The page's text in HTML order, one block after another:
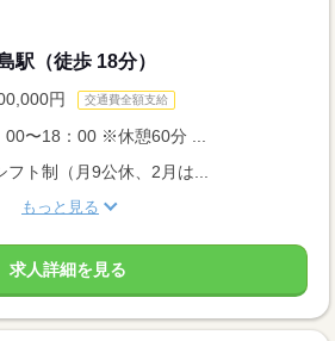
駅（徒歩 18分）
円 交通費全額支給
〜18：00 ※休憩60分 ...
ト制（月9公休、2月は...
もっと見る
求人詳細を見る